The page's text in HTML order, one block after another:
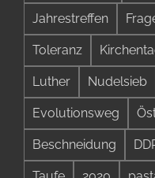
Jahrestreffen
Toleranz
Luther Nudelsieb
Evolutionsweg
Beschneidung